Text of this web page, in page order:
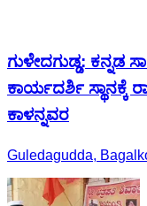
ಗುಳೇದಗುಡ್ಡ:
ಕಾರ್ಯದರ್ಶಿ ಸ್ಥಾನಕ್ಕೆ
ಕಾಳನ್ನವರ
Guledagudda,